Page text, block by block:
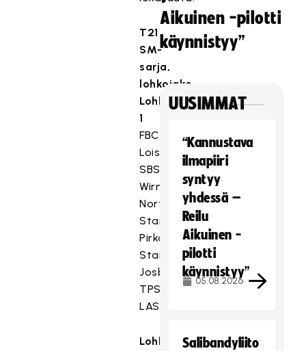
T21
SM-
sarja,
lohkojako
Lohko
1
FBC
Loisto,
SBS
Wirmo,
Northern
Stars,
Pirkat/Häme
Stars,
Josba,
TPS,
LASB
Lohko
Aikuinen -pilotti
käynnistyy”
UUSIMMAT
“Kannustava
ilmapiiri
syntyy
yhdessä –
Reilu
Aikuinen -
pilotti
käynnistyy”
05.08.2026
Salibandyliito